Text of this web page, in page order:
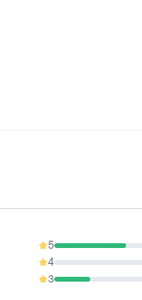
5
50%
4
0%
3
25%